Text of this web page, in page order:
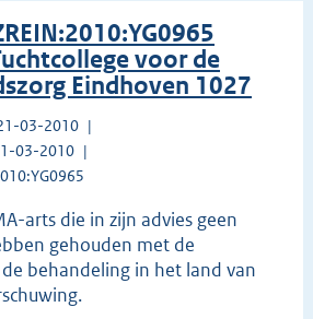
voor de
Eindhoven 1027
03-2010
03-2010
arts die in zijn advies geen
gehouden met de
behandeling in het land van